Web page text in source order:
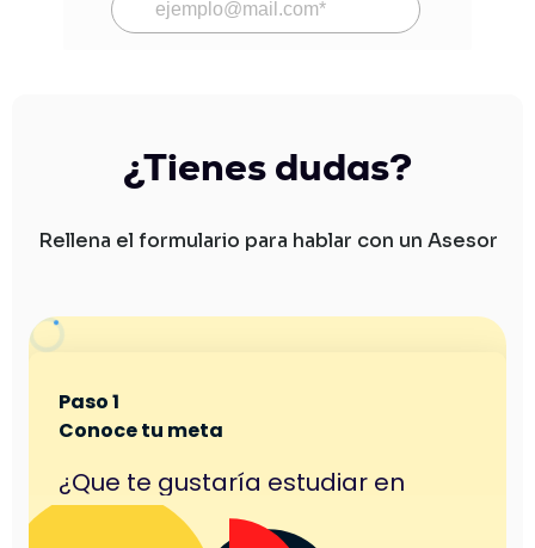
¿Tienes dudas?
Rellena el formulario para hablar con un Asesor